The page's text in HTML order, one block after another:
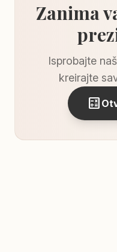
Zanima
Isprobajte
kreirajte
calculate